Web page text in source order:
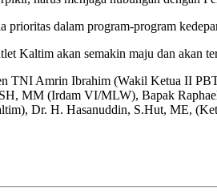
prioritas dalam program-program
Kaltim akan semakin maju dan akan
TNI Amrin Ibrahim (Wakil Ketua II
MM (Irdam VI/MLW), Bapak
Dr. H. Hasanuddin, S.Hut, ME,